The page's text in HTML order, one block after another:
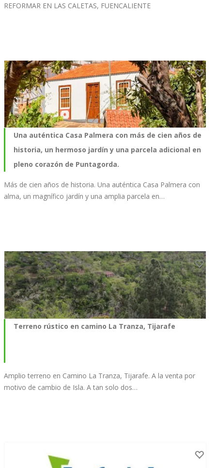
REFORMAR EN LAS CALETAS, FUENCALIENTE
Una auténtica Casa Palmera con más de cien años de
historia, un hermoso jardín y una parcela adicional en
pleno corazón de Puntagorda.
Más de cien años de historia. Una auténtica Casa Palmera con
alma, un magnífico jardín y una amplia parcela en…
Terreno rústico en camino La Tranza, Tijarafe
Amplio terreno en Camino La Tranza, Tijarafe. A la venta por
motivo de cambio de Isla. A tan solo dos…